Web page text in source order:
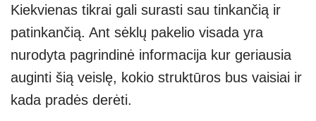
Kiekvienas tikrai gali surasti sau tinkančią ir
patinkančią. Ant sėklų pakelio visada yra
nurodyta pagrindinė informacija kur geriausia
auginti šią veislę, kokio struktūros bus vaisiai ir
kada pradės derėti.